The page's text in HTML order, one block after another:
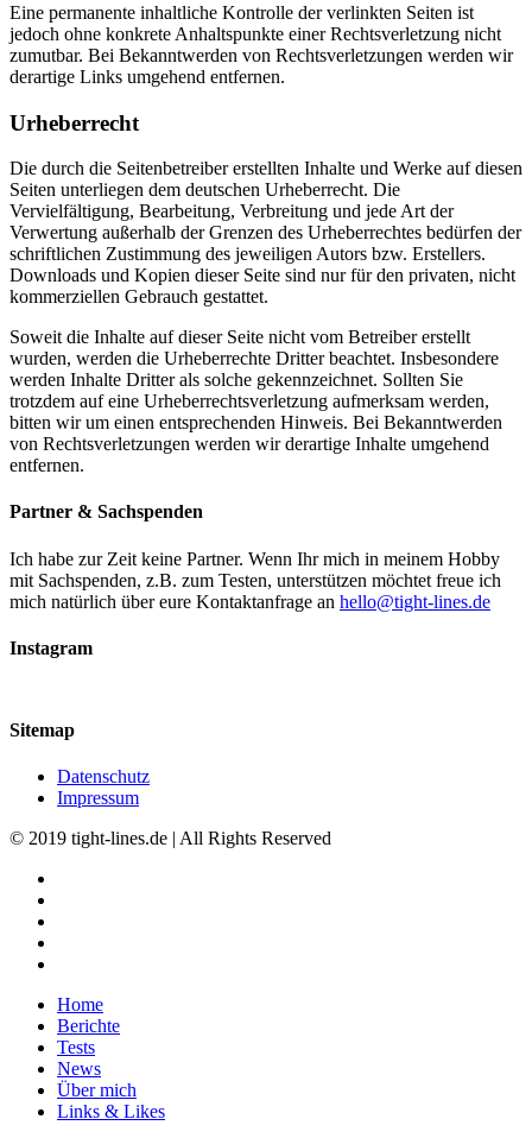
Eine permanente inhaltliche Kontrolle der verlinkten Seiten ist
jedoch ohne konkrete Anhaltspunkte einer Rechtsverletzung nicht
zumutbar. Bei Bekanntwerden von Rechtsverletzungen werden wir
derartige Links umgehend entfernen.
Urheberrecht
Die durch die Seitenbetreiber erstellten Inhalte und Werke auf diesen
Seiten unterliegen dem deutschen Urheberrecht. Die
Vervielfältigung, Bearbeitung, Verbreitung und jede Art der
Verwertung außerhalb der Grenzen des Urheberrechtes bedürfen der
schriftlichen Zustimmung des jeweiligen Autors bzw. Erstellers.
Downloads und Kopien dieser Seite sind nur für den privaten, nicht
kommerziellen Gebrauch gestattet.
Soweit die Inhalte auf dieser Seite nicht vom Betreiber erstellt
wurden, werden die Urheberrechte Dritter beachtet. Insbesondere
werden Inhalte Dritter als solche gekennzeichnet. Sollten Sie
trotzdem auf eine Urheberrechtsverletzung aufmerksam werden,
bitten wir um einen entsprechenden Hinweis. Bei Bekanntwerden
von Rechtsverletzungen werden wir derartige Inhalte umgehend
entfernen.
Partner & Sachspenden
Ich habe zur Zeit keine Partner. Wenn Ihr mich in meinem Hobby
mit Sachspenden, z.B. zum Testen, unterstützen möchtet freue ich
mich natürlich über eure Kontaktanfrage an hello@tight-lines.de
Instagram
Sitemap
Datenschutz
Impressum
© 2019 tight-lines.de | All Rights Reserved
Home
Berichte
Tests
News
Über mich
Links & Likes